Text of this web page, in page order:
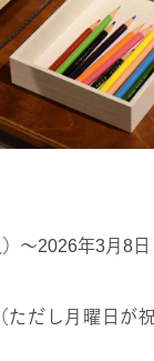
～2026年3月8日
だし月曜日が